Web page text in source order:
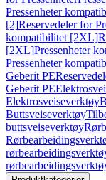
Pressenheter
[2]Reservedeler for
kompatibilitet [2XL]
[2XL]Pressenheter
Pressenheter
Geberit PE
Geberit PE
Elektrosveiseverktøy
Buttsveiseverktøy
buttsveiseverktøy